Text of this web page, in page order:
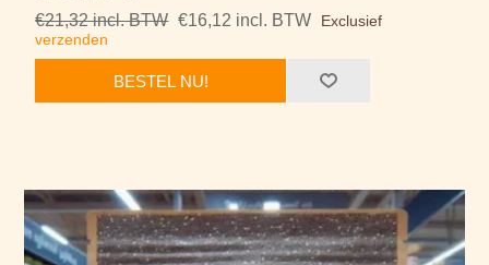
€21,32 incl. BTW €16,12 incl. BTW
Exclusief
verzenden
BESTEL NU!